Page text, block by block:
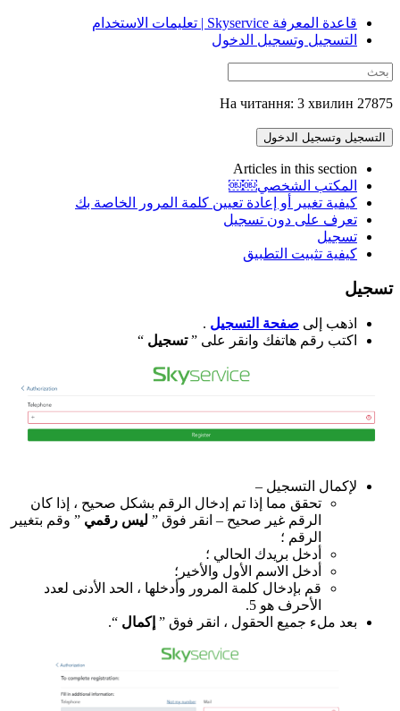
قاعدة المعرفة Skyservice | تعليمات الاستخدام
التسجيل وتسجيل الدخول
27875 На читання: 3 хвилин
التسجيل وتسجيل الدخول
Articles in this section
المكتب الشخصي￼￼
كيفية تغيير أو إعادة تعيين كلمة المرور الخاصة بك
تعرف على دون تسجيل
تسجيل
كيفية تثبيت التطبيق
تسجيل
اذهب إلى صفحة التسجيل .
اكتب رقم هاتفك وانقر على ”تسجيل “
لإكمال التسجيل –
تحقق مما إذا تم إدخال الرقم بشكل صحيح ، إذا كان
الرقم غير صحيح – انقر فوق ” ليس رقمي ” وقم بتغيير
الرقم ؛
أدخل بريدك الحالي ؛
أدخل الاسم الأول والأخير؛
قم بإدخال كلمة المرور وأدخلها ، الحد الأدنى لعدد
الأحرف هو 5.
بعد ملء جميع الحقول ، انقر فوق ” إكمال “.